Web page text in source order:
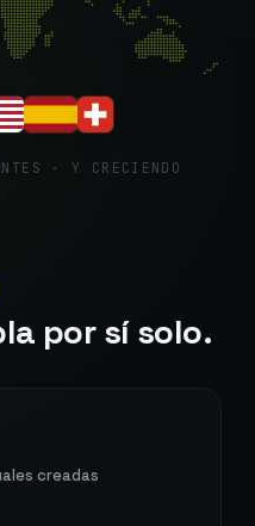
· Y CRECIENDO
por sí solo.
creadas